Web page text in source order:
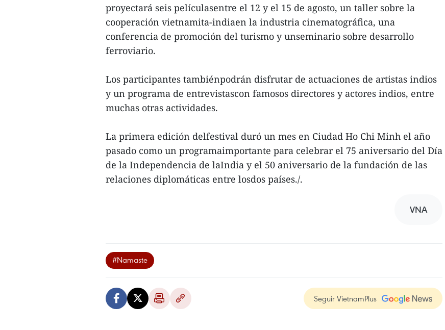
proyectará seis películasentre el 12 y el 15 de agosto, un taller sobre la
cooperación vietnamita-indiaen la industria cinematográfica, una
conferencia de promoción del turismo y unseminario sobre desarrollo
ferroviario.
Los participantes tambiénpodrán disfrutar de actuaciones de artistas indios
y un programa de entrevistascon famosos directores y actores indios, entre
muchas otras actividades.
La primera edición delfestival duró un mes en Ciudad Ho Chi Minh el año
pasado como un programaimportante para celebrar el 75 aniversario del Día
de la Independencia de laIndia y el 50 aniversario de la fundación de las
relaciones diplomáticas entre losdos países./.
VNA
#Namaste
Seguir VietnamPlus